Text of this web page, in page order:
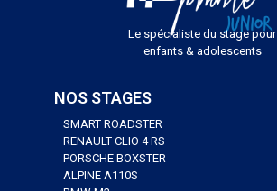
Le spécialiste du stage pour
enfants & adolescents
NOS STAGES
SMART ROADSTER
RENAULT CLIO 4 RS
PORSCHE BOXSTER
ALPINE A110S